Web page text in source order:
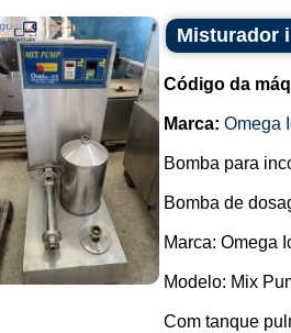
Misturador
Código da
Marca: Omega
Bomba para
Bomba de
Marca: Omega
Modelo: Mix
Com tanque